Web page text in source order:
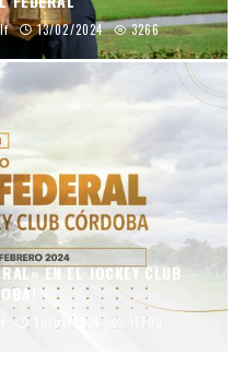
13/02/2024 3266
EN EL JOCKEY CLUB
10/01/2024 11700